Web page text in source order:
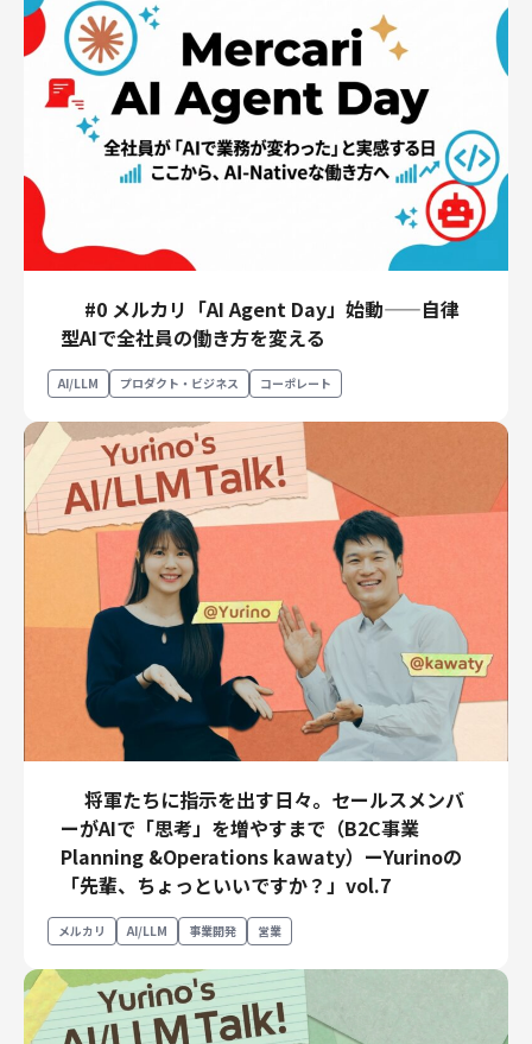
#0 メルカリ「AI Agent Day」始動——自律
型AIで全社員の働き方を変える
AI/LLM プロダクト・ビジネス コーポレート
将軍たちに指示を出す日々。セールスメンバ
ーがAIで「思考」を増やすまで（B2C事業
Planning &Operations kawaty）ーYurinoの
「先輩、ちょっといいですか？」vol.7
メルカリ AI/LLM 事業開発 営業